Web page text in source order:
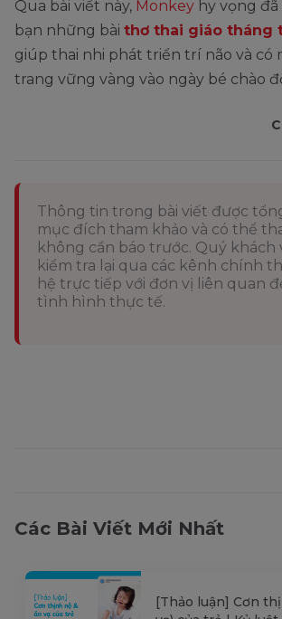
Qua bài viết này, Monkey hy vọng
bạn những bài thơ thai giáo tháng
giúp thai nhi phát triển trí não và có
trang vững vàng vào ngày bé chào
Thông tin trong bài viết được
mục đích tham khảo và có thể
không cần báo trước. Quý khách
kiểm tra lại qua các kênh chính
hệ trực tiếp với đơn vị liên quan
tình hình thực tế.
Các Bài Viết Mới Nhất
[Thảo luận] Cơn